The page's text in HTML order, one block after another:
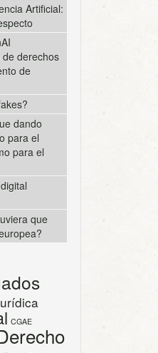
Artificial:
derechos
de
dando
para el
para el
que
CGAE